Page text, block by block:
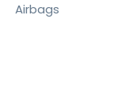
Airbags